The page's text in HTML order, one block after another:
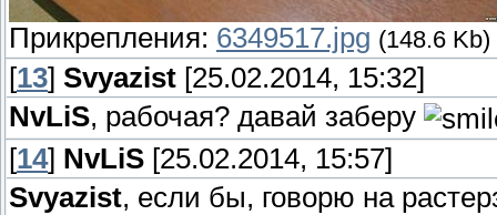
Прикрепления: 6349517.jpg (148.6 Kb)
[13] Svyazist [25.02.2014, 15:32]
NvLiS, рабочая? давай заберу
[14] NvLiS [25.02.2014, 15:57]
Svyazist, если бы, говорю на